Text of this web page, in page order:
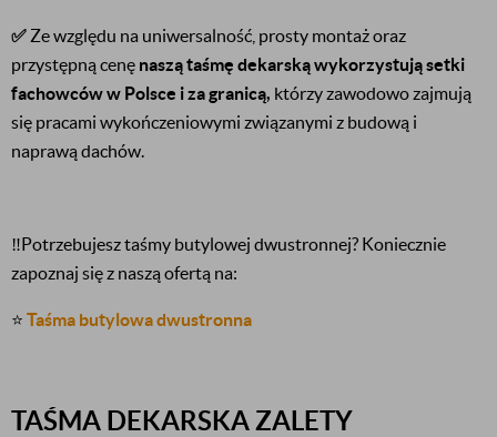
✅ Ze względu na uniwersalność, prosty montaż oraz
przystępną cenę naszą taśmę dekarską wykorzystują setki
fachowców w Polsce i za granicą, którzy zawodowo zajmują
się pracami wykończeniowymi związanymi z budową i
naprawą dachów.
‼️Potrzebujesz taśmy butylowej dwustronnej? Koniecznie
zapoznaj się z naszą ofertą na:
⭐ Taśma butylowa dwustronna
TAŚMA DEKARSKA ZALETY